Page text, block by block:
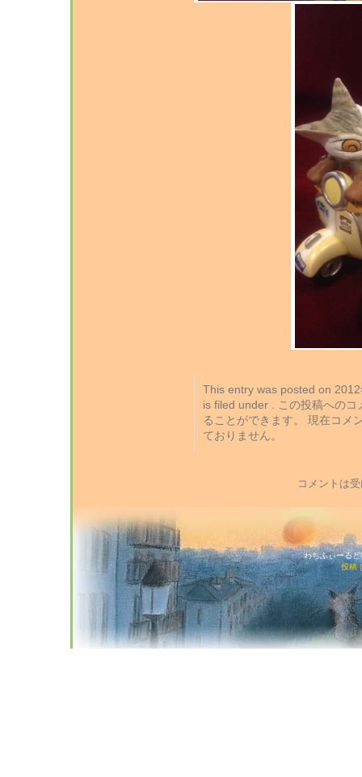
This entry was posted on
is filed under . この投稿への
ることができます。 現在コメ
ておりません。
コメントは
わちふぃーる
投稿